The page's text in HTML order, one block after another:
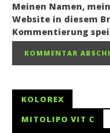
Meinen Namen,
Website in diesem
Kommentierung
KOLOREX
MITOLIPO VIT C